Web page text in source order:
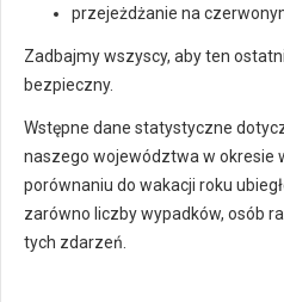
przejeżdżanie na
Zadbajmy wszyscy, aby ten
bezpieczny.
Wstępne dane statystyczne
naszego województwa w okresie
porównaniu do wakacji roku
zarówno liczby wypadków, osób
tych zdarzeń.